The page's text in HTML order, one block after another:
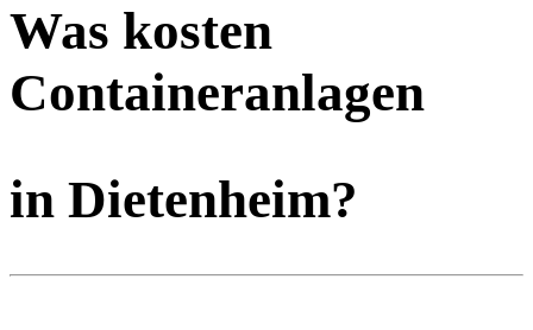
Was kosten
Containeranlagen
in Dietenheim?